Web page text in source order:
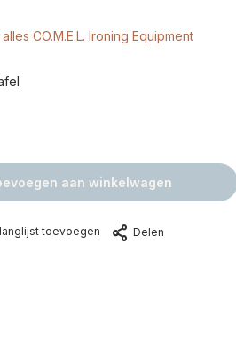
CO.M.E.L. Ironing Equipment
aan winkelwagen
toevoegen Delen